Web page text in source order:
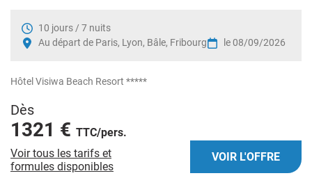
10 jours / 7 nuits
Au départ de Paris, Lyon, Bâle, Fribourg
le 08/09/2026
Hôtel Visiwa Beach Resort *****
Dès
1321 € TTC/pers.
Voir tous les tarifs et
formules disponibles
VOIR L'OFFRE